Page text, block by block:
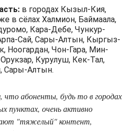
в городах Кызыл-Кия,
в сёлах Халмион, Баймаала,
Кара-Дебе, Чункур-
Сай, Сары-Алтын, Кыргыз-
Ноогардан, Чон-Гара, Мин-
Курулуш, Кек-Тал,
Сары-Алтын.
абоненты, будь то в городах
пунктах, очень активно
"тяжелый" контент,